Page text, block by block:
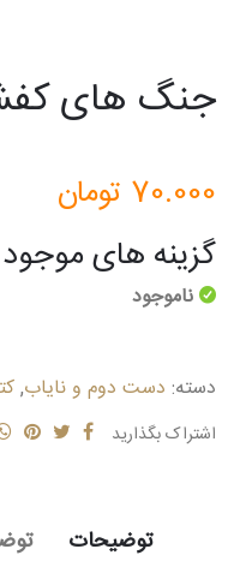
جنگ های
70.000 تومان
گزینه های موجود
ناموجود
دسته: دست دوم و نایاب,
اشتراک بگذارید
توضیحات